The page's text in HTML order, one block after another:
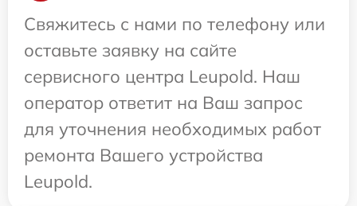
Свяжитесь с нами по телефону или
оставьте заявку на сайте
сервисного центра Leupold. Наш
оператор ответит на Ваш запрос
для уточнения необходимых работ
ремонта Вашего устройства
Leupold.